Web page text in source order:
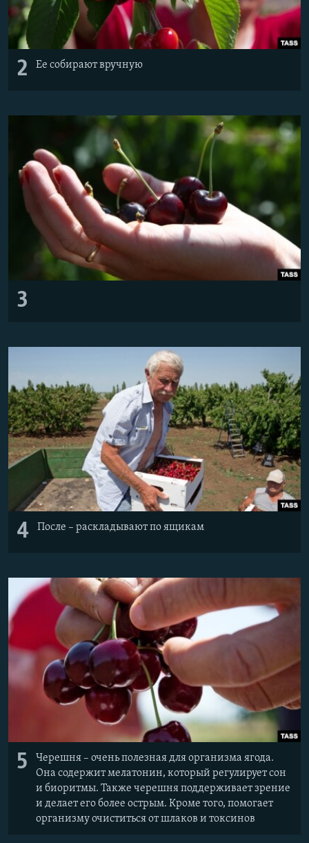
2 Ее собирают вручную
3
4 После – раскладывают по ящикам
5
Черешня – очень полезная для организма ягода.
Она содержит мелатонин, который регулирует сон
и биоритмы. Также черешня поддерживает зрение
и делает его более острым. Кроме того, помогает
организму очиститься от шлаков и токсинов